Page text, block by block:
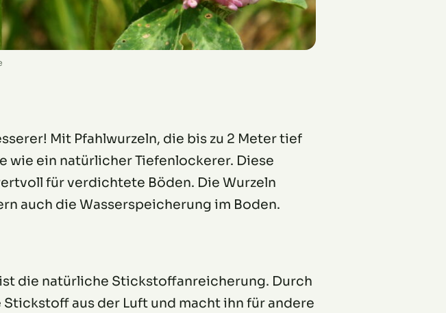
Mit Pfahlwurzeln, die bis zu 2 Meter tief
wie ein natürlicher Tiefenlockerer. Diese
für verdichtete Böden. Die Wurzeln
auch die Wasserspeicherung im Boden.
die natürliche Stickstoffanreicherung. Durch
aus der Luft und macht ihn für andere